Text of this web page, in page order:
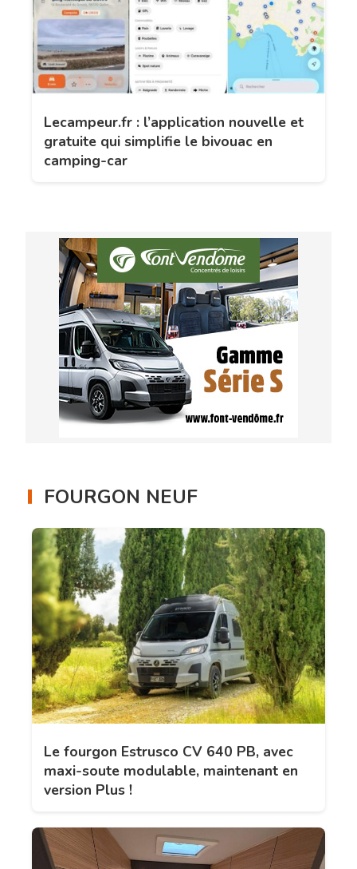
Lecampeur.fr : l’application nouvelle et
gratuite qui simplifie le bivouac en
camping-car
FOURGON NEUF
Le fourgon Estrusco CV 640 PB, avec
maxi-soute modulable, maintenant en
version Plus !